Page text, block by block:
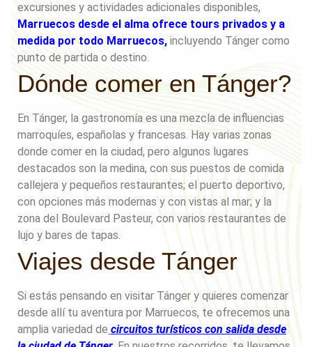
excursiones y actividades adicionales disponibles,
Marruecos desde el alma ofrece tours privados y a
medida por todo Marruecos, incluyendo Tánger como
punto de partida o destino.
Dónde comer en Tánger?
En Tánger, la gastronomía es una mezcla de influencias
marroquíes, españolas y francesas. Hay varias zonas
donde comer en la ciudad, pero algunos lugares
destacados son la medina, con sus puestos de comida
callejera y pequeños restaurantes; el puerto deportivo,
con opciones más modernas y con vistas al mar; y la
zona del Boulevard Pasteur, con varios restaurantes de
lujo y bares de tapas.
Viajes desde Tánger
Si estás pensando en visitar Tánger y quieres comenzar
desde allí tu aventura por Marruecos, te ofrecemos una
amplia variedad de circuitos turísticos con salida desde